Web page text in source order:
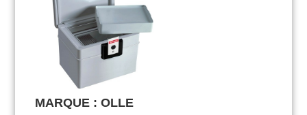
MARQUE : OLLE